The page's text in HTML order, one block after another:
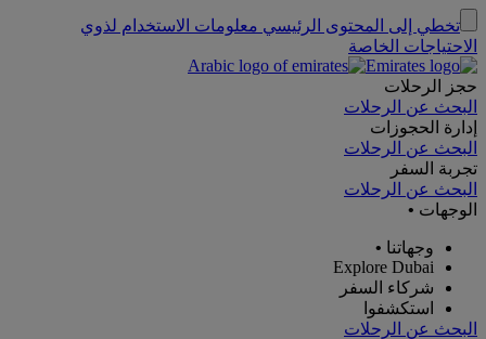
تخطي إلى المحتوى الرئيسي معلومات الاستخدام لذوي
الاحتياجات الخاصة
حجز الرحلات
البحث عن الرحلات
إدارة الحجوزات
البحث عن الرحلات
تجربة السفر
البحث عن الرحلات
الوجهات •
وجهاتنا •
Explore Dubai
شركاء السفر
استكشفوا
البحث عن الرحلات